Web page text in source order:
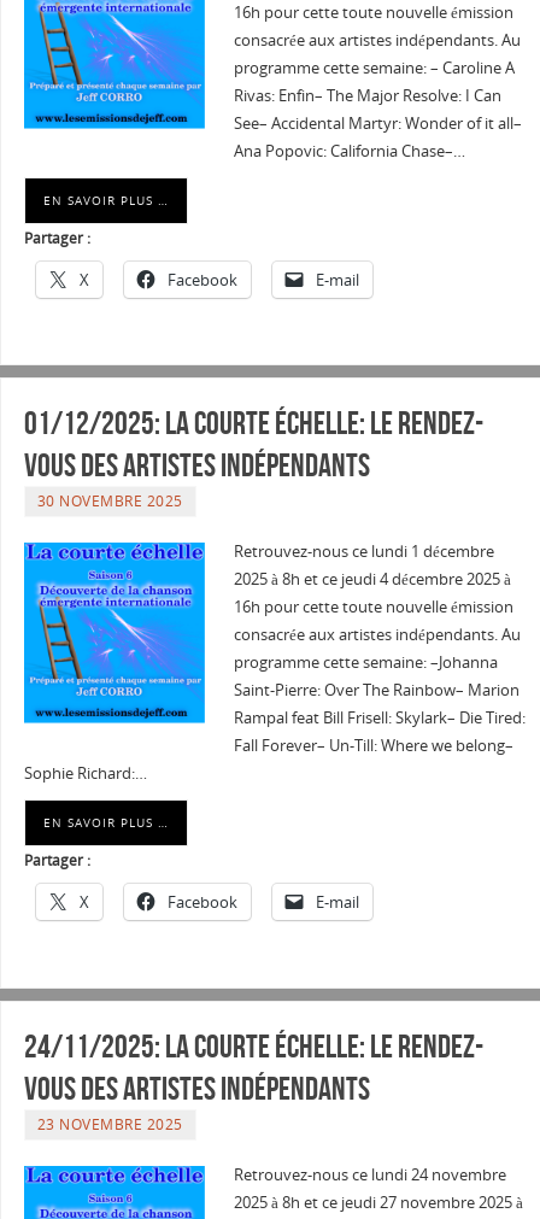
16h pour cette toute nouvelle émission
consacrée aux artistes indépendants. Au
programme cette semaine: – Caroline A
Rivas: Enfin– The Major Resolve: I Can
See– Accidental Martyr: Wonder of it all–
Ana Popovic: California Chase–…
EN SAVOIR PLUS …
Partager :
X Facebook E-mail
01/12/2025: La courte échelle: Le rendez-
vous des artistes indépendants
30 NOVEMBRE 2025
Retrouvez-nous ce lundi 1 décembre
2025 à 8h et ce jeudi 4 décembre 2025 à
16h pour cette toute nouvelle émission
consacrée aux artistes indépendants. Au
programme cette semaine: –Johanna
Saint-Pierre: Over The Rainbow– Marion
Rampal feat Bill Frisell: Skylark– Die Tired:
Fall Forever– Un-Till: Where we belong–
Sophie Richard:…
EN SAVOIR PLUS …
Partager :
X Facebook E-mail
24/11/2025: La courte échelle: Le rendez-
vous des artistes indépendants
23 NOVEMBRE 2025
Retrouvez-nous ce lundi 24 novembre
2025 à 8h et ce jeudi 27 novembre 2025 à